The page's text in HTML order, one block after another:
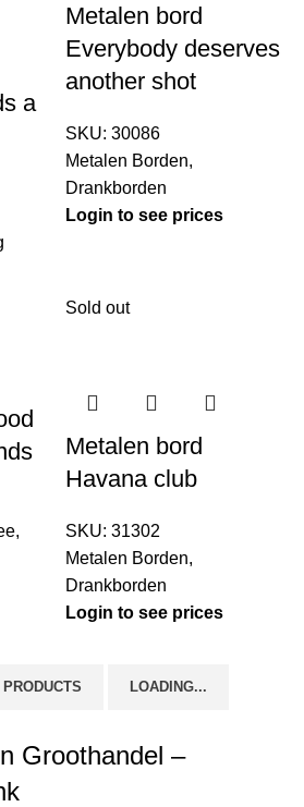
a
Metalen bord
Everybody deserves
another shot
SKU: 30086
Metalen Borden,
Drankborden
Login to see prices
,
Sold out
Metalen bord
Havana club
SKU: 31302
Metalen Borden,
Drankborden
Login to see prices
LOADING...
Groothandel –